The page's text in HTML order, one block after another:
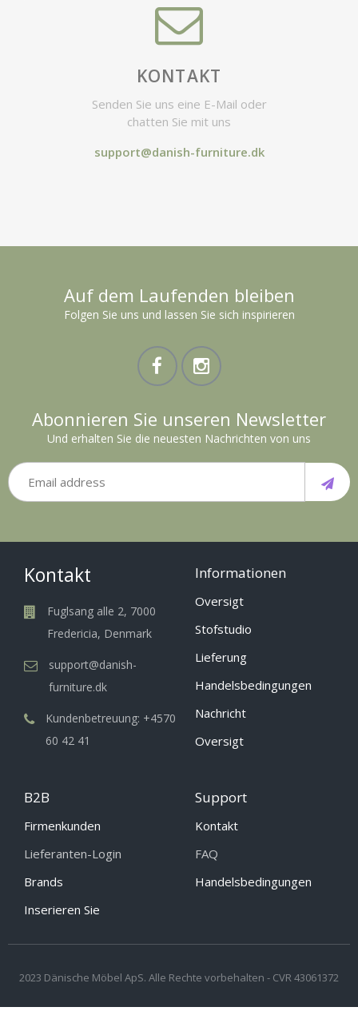
KONTAKT
Senden Sie uns eine E-Mail oder
chatten Sie mit uns
support@danish-furniture.dk
Auf dem Laufenden bleiben
Folgen Sie uns und lassen Sie sich inspirieren
Abonnieren Sie unseren Newsletter
Und erhalten Sie die neuesten Nachrichten von uns
Kontakt
Fuglsang alle 2, 7000
Fredericia, Denmark
support@danish-
furniture.dk
Kundenbetreuung: +4570
60 42 41
Informationen
Oversigt
Stofstudio
Lieferung
Handelsbedingungen
Nachricht
Oversigt
B2B
Firmenkunden
Lieferanten-Login
Brands
Inserieren Sie
Support
Kontakt
FAQ
Handelsbedingungen
2023 Dänische Möbel ApS. Alle Rechte vorbehalten - CVR 43061372